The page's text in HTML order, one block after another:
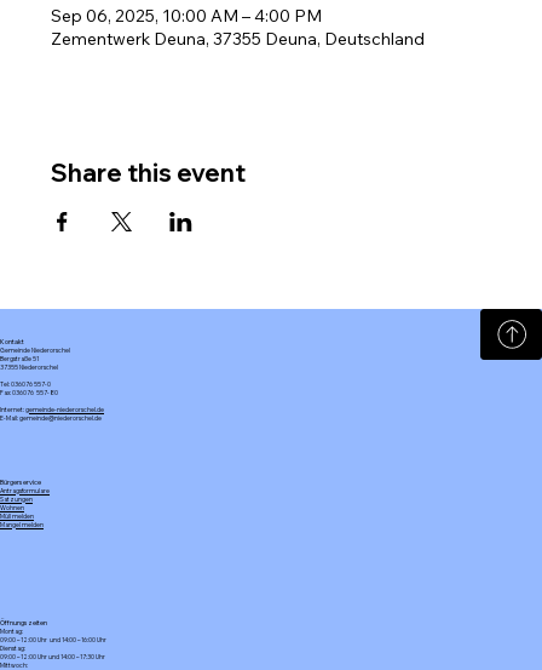
Sep 06, 2025, 10:00 AM – 4:00 PM
Zementwerk Deuna, 37355 Deuna, Deutschland
Share this event
Kontakt
Gemeinde Niederorschel
Bergstraße 51
37355 Niederorschel
Tel: 036076 557-0
Fax: 036076 557-80
Internet:gemeinde-niederorschel.de
E-Mail: gemeinde@niederorschel.de
Bürgerservice
Antragsformulare
Satzungen
Wohnen
Müll melden
Mangel melden
Öffnungszeiten
Montag:
09:00 – 12:00 Uhr und 14:00 – 16:00 Uhr
Dienstag:
09:00 – 12:00 Uhr und 14:00 – 17:30 Uhr
Mittwoch: